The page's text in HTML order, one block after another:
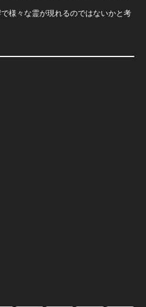
様々な霊が現れるのではないかと考